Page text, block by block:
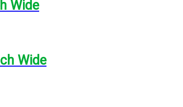
Wide
Wide